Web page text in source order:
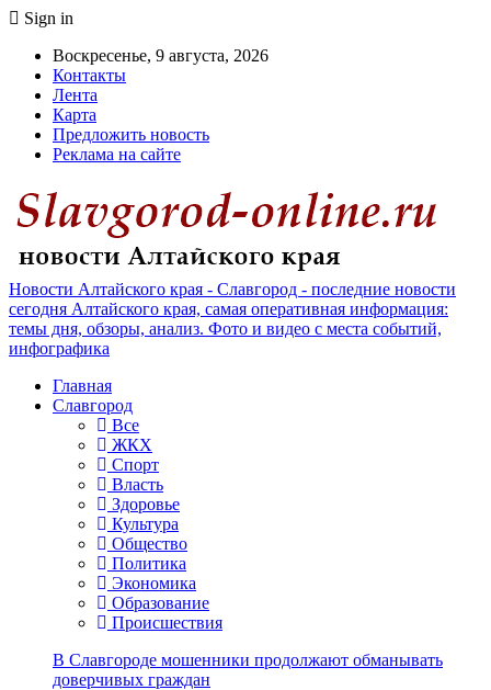
Sign in
Воскресенье, 9 августа, 2026
Контакты
Лента
Карта
Предложить новость
Реклама на сайте
Новости Алтайского края - Славгород - последние новости
сегодня Алтайского края, самая оперативная информация:
темы дня, обзоры, анализ. Фото и видео с места событий,
инфографика
Главная
Славгород
Все
ЖКХ
Спорт
Власть
Здоровье
Культура
Общество
Политика
Экономика
Образование
Происшествия
В Славгороде мошенники продолжают обманывать
доверчивых граждан